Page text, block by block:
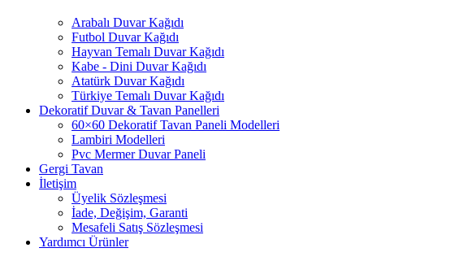
Arabalı Duvar Kağıdı
Futbol Duvar Kağıdı
Hayvan Temalı Duvar Kağıdı
Kabe - Dini Duvar Kağıdı
Atatürk Duvar Kağıdı
Türkiye Temalı Duvar Kağıdı
Dekoratif Duvar & Tavan Panelleri
60×60 Dekoratif Tavan Paneli Modelleri
Lambiri Modelleri
Pvc Mermer Duvar Paneli
Gergi Tavan
İletişim
Üyelik Sözleşmesi
İade, Değişim, Garanti
Mesafeli Satış Sözleşmesi
Yardımcı Ürünler